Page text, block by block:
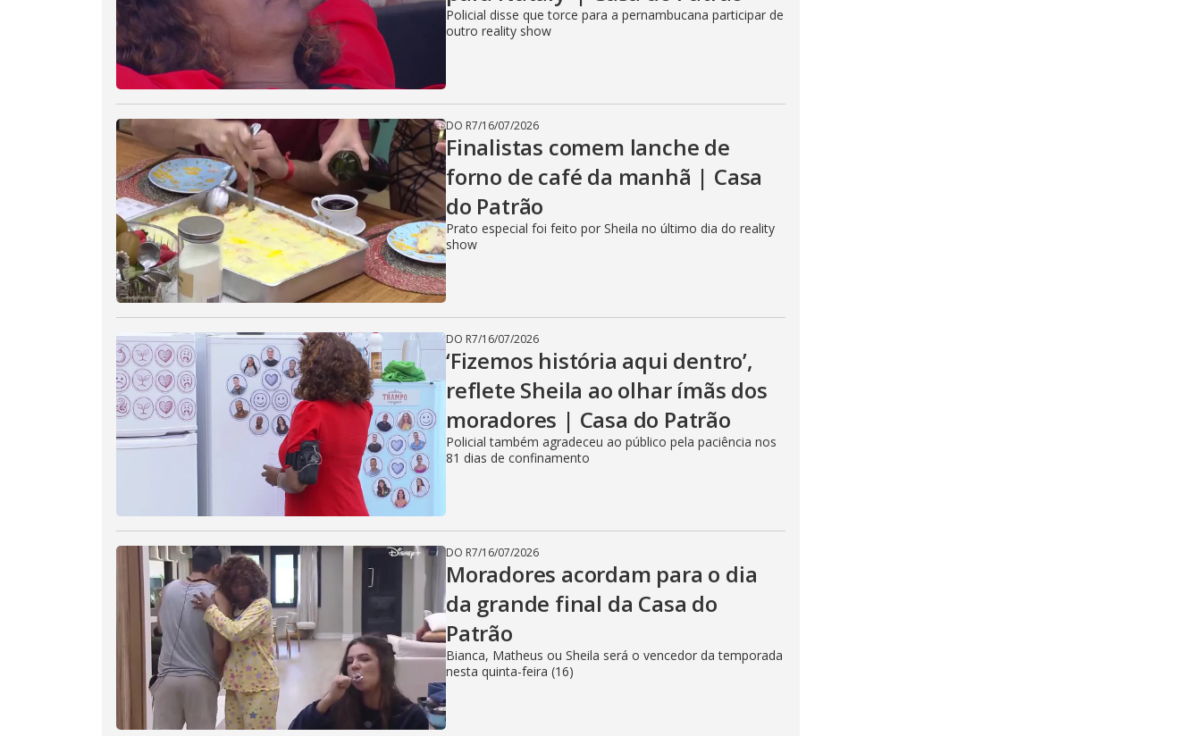
Policial disse que torce para a pernambucana participar de
outro reality show
DO R7/16/07/2026
Finalistas comem lanche de
forno de café da manhã | Casa
do Patrão
Prato especial foi feito por Sheila no último dia do reality
show
DO R7/16/07/2026
‘Fizemos história aqui dentro’,
reflete Sheila ao olhar ímãs dos
moradores | Casa do Patrão
Policial também agradeceu ao público pela paciência nos
81 dias de confinamento
DO R7/16/07/2026
Moradores acordam para o dia
da grande final da Casa do
Patrão
Bianca, Matheus ou Sheila será o vencedor da temporada
nesta quinta-feira (16)